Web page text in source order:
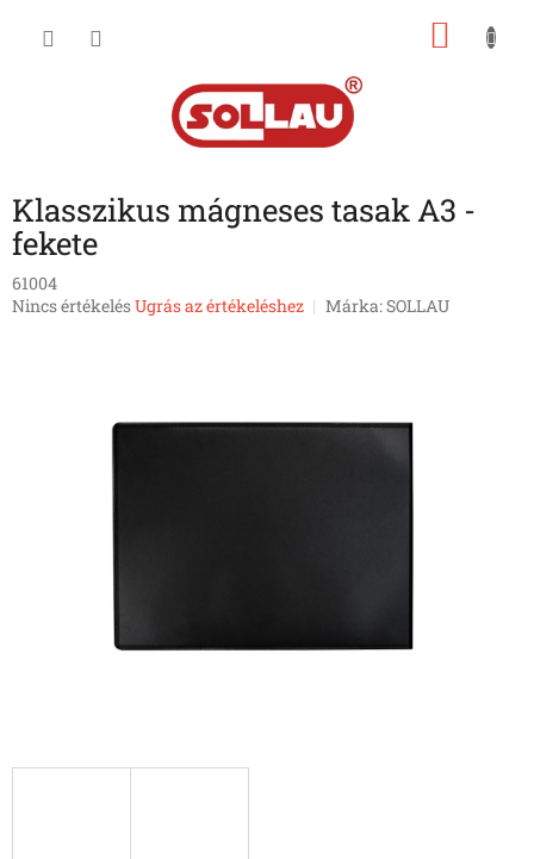
Klasszikus mágneses tasak A3 -
fekete
61004
A
Nincs értékelésUgrás az értékeléshez Márka:SOLLAU